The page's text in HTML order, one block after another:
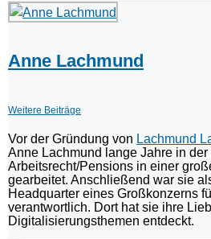
Anne Lachmund
Weitere Beiträge
Vor der Gründung von Lachmund
Anne Lachmund lange Jahre in
Arbeitsrecht/Pensions in einer
gearbeitet. Anschließend war sie
Headquarter eines Großkonzerns
verantwortlich. Dort hat sie ihre
Digitalisierungsthemen entdeckt.